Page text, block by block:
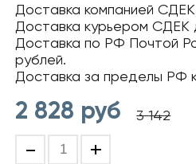
Доставка компанией
Доставка курьером
Доставка по РФ Почтой
рублей.
Доставка за пределы РФ
2 828 руб 3 142
- +